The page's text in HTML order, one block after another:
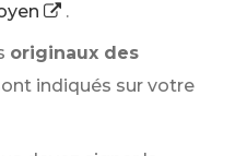
.
originaux des
indiqués sur votre